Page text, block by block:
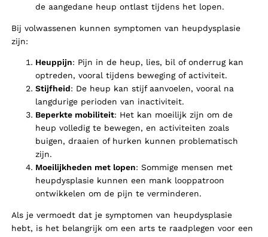
de aangedane heup ontlast tijdens het lopen.
Bij volwassenen kunnen symptomen van heupdysplasie
zijn:
Heuppijn: Pijn in de heup, lies, bil of onderrug kan
optreden, vooral tijdens beweging of activiteit.
Stijfheid: De heup kan stijf aanvoelen, vooral na
langdurige perioden van inactiviteit.
Beperkte mobiliteit: Het kan moeilijk zijn om de
heup volledig te bewegen, en activiteiten zoals
buigen, draaien of hurken kunnen problematisch
zijn.
Moeilijkheden met lopen: Sommige mensen met
heupdysplasie kunnen een mank looppatroon
ontwikkelen om de pijn te verminderen.
Als je vermoedt dat je symptomen van heupdysplasie
hebt, is het belangrijk om een arts te raadplegen voor een